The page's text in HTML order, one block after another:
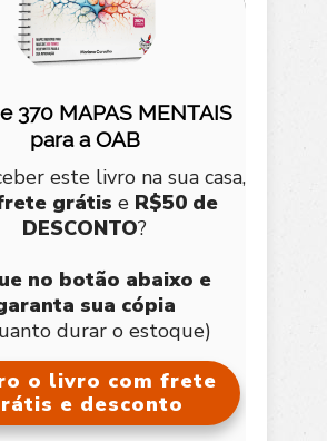
370 MAPAS MENTAIS
para a OAB
este livro na sua casa,
grátis e R$50 de
DESCONTO?
no botão abaixo e
sua cópia
durar o estoque)
o livro com frete
e desconto